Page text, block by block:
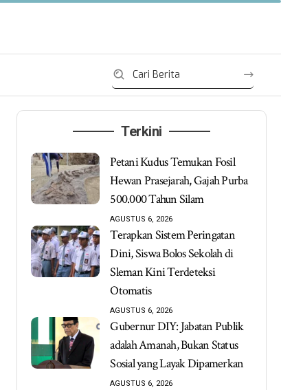
Terkini
Petani Kudus Temukan Fosil
Hewan Prasejarah, Gajah Purba
500.000 Tahun Silam
AGUSTUS 6, 2026
Terapkan Sistem Peringatan
Dini, Siswa Bolos Sekolah di
Sleman Kini Terdeteksi
Otomatis
AGUSTUS 6, 2026
Gubernur DIY: Jabatan Publik
adalah Amanah, Bukan Status
Sosial yang Layak Dipamerkan
AGUSTUS 6, 2026